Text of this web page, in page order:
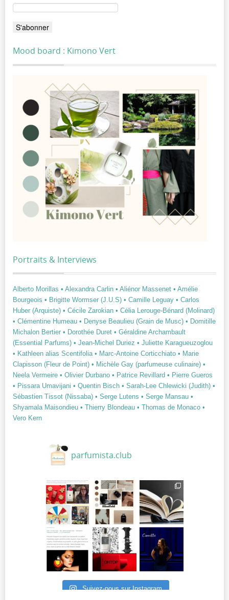
Mood board : Kimono Vert
Portraits & Interviews
Alberto Morillas • Alexandra Carlin • Aliénor Massenet • Amélie
Bourgeois • Brigitte Wormser (J.U.S) • Camille Leguay • Carlos
Huber (Arquiste) • Cécile Zarokian • Célia Lerouge-Bénard (Molinard)
• Clémentine Humeau • Denyse Beaulieu (Grain de Musc) • Domitille
Michalon Bertier • Dorothée Duret • Géraldine Archambault
(Essential Parfums) • Jean-Michel Duriez • Juliette Karagueuzoglou
• Kathleen alias Scentifolia • Marc-Antoine Corticchiato • Marie
Clapisson (Fleur de Point) • Michèle Gay (parfumeuse culinaire) •
Neela Vermeire • Olivier Durbano • Patrice Revillard • Pierre Gueros
• Pissara Umavijani • Quentin Bisch • Sarah-Lee Chlewicki (Judith) •
Sébastien Tissot (Nissaba) • Serge Lutens • Serge Mansau •
Shyamala Maisondieu • Thierry Blondeau • Thomas de Monaco •
Vero Kern
parfumista.club
Suivez-nous sur Instagram